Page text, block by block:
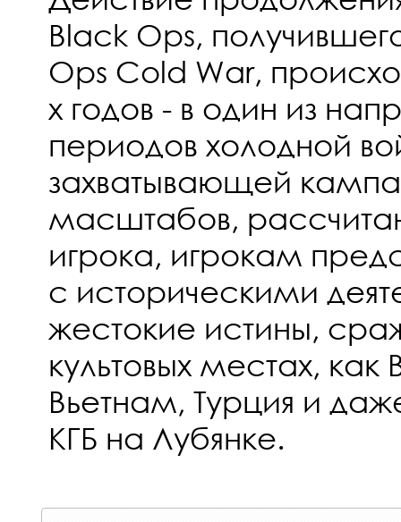
Black Ops,
Ops Cold War,
х годов - в один из
периодов холодной
захватывающей
масштабов,
игрока, игрокам
с историческими
жестокие истины,
культовых местах,
Вьетнам, Турция и
КГБ на Лубянке.